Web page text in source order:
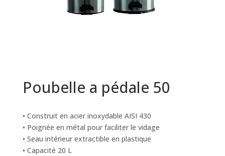
Poubelle a pédale 50
• Construit en acier inoxydable AISI 430
• Poignée en métal pour faciliter le vidage
• Seau intérieur extractible en plastique
• Capacité 20 L